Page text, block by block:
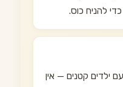
להניח כוס.
ילדים קטנים — אין